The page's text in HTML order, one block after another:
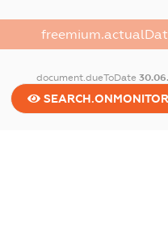
document.dueToDate